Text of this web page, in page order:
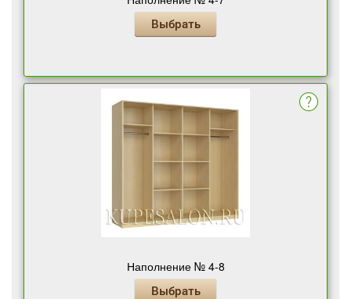
Выбрать
Наполнение № 4-8
Выбрать